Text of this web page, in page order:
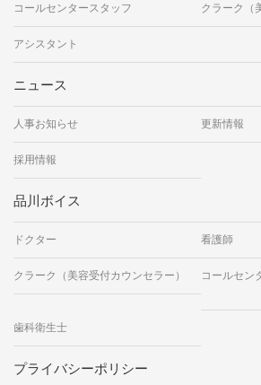
コールセンタースタッフ クラーク（
アシスタント
ニュース
人事お知らせ 更新情報
採用情報
品川ボイス
ドクター 看護師
クラーク（美容受付カウンセラー） コールセン
歯科衛生士
プライバシーポリシー